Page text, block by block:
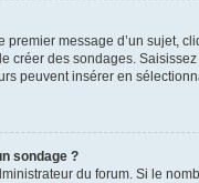
message d’un sujet,
créer des sondages.
peuvent insérer en
sondage ?
du forum. Si le